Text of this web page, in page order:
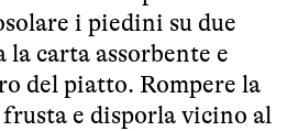
i piedini su due
la carta assorbente e
del piatto. Rompere la
e disporla vicino al